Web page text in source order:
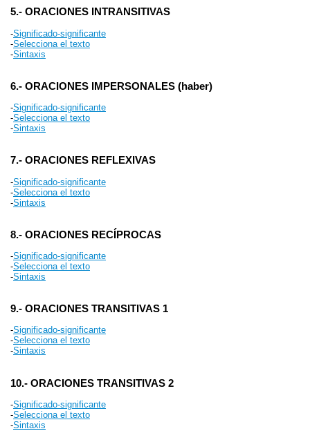
5.- ORACIONES INTRANSITIVAS
-Significado-significante
-Selecciona el texto
-Sintaxis
6.- ORACIONES IMPERSONALES (haber)
-Significado-significante
-Selecciona el texto
-Sintaxis
7.- ORACIONES REFLEXIVAS
-Significado-significante
-Selecciona el texto
-Sintaxis
8.- ORACIONES RECÍPROCAS
-Significado-significante
-Selecciona el texto
-Sintaxis
9.- ORACIONES TRANSITIVAS 1
-Significado-significante
-Selecciona el texto
-Sintaxis
10.- ORACIONES TRANSITIVAS 2
-Significado-significante
-Selecciona el texto
-Sintaxis